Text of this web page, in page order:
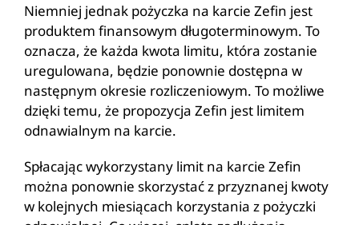
Niemniej jednak pożyczka na karcie Zefin jest
produktem finansowym długoterminowym. To
oznacza, że każda kwota limitu, która zostanie
uregulowana, będzie ponownie dostępna w
następnym okresie rozliczeniowym. To możliwe
dzięki temu, że propozycja Zefin jest limitem
odnawialnym na karcie.
Spłacając wykorzystany limit na karcie Zefin
można ponownie skorzystać z przyznanej kwoty
w kolejnych miesiącach korzystania z pożyczki